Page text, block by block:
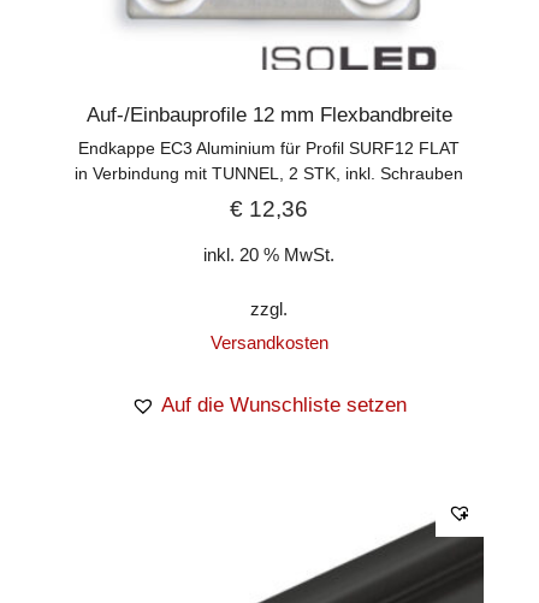
Auf-/Einbauprofile 12 mm Flexbandbreite
Endkappe EC3 Aluminium für Profil SURF12 FLAT
in Verbindung mit TUNNEL, 2 STK, inkl. Schrauben
€ 12,36
inkl. 20 % MwSt.
zzgl.
Versandkosten
Auf die Wunschliste setzen